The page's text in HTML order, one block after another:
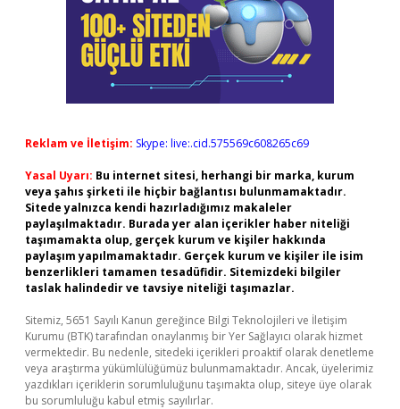
Reklam ve İletişim: Skype: live:.cid.575569c608265c69
Yasal Uyarı: Bu internet sitesi, herhangi bir marka, kurum
veya şahıs şirketi ile hiçbir bağlantısı bulunmamaktadır.
Sitede yalnızca kendi hazırladığımız makaleler
paylaşılmaktadır. Burada yer alan içerikler haber niteliği
taşımamakta olup, gerçek kurum ve kişiler hakkında
paylaşım yapılmamaktadır. Gerçek kurum ve kişiler ile isim
benzerlikleri tamamen tesadüfidir. Sitemizdeki bilgiler
taslak halindedir ve tavsiye niteliği taşımazlar.
Sitemiz, 5651 Sayılı Kanun gereğince Bilgi Teknolojileri ve İletişim
Kurumu (BTK) tarafından onaylanmış bir Yer Sağlayıcı olarak hizmet
vermektedir. Bu nedenle, sitedeki içerikleri proaktif olarak denetleme
veya araştırma yükümlülüğümüz bulunmamaktadır. Ancak, üyelerimiz
yazdıkları içeriklerin sorumluluğunu taşımakta olup, siteye üye olarak
bu sorumluluğu kabul etmiş sayılırlar.